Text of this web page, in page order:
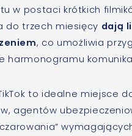
w postaci krótkich
do trzech miesięcy dają
, co umożliwia
harmonogramu
to idealne miejsce
agentów